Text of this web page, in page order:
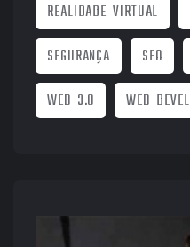
REALIDADE VIRTUAL
SEGURANÇA
SEO
WEB 3.0
WEB